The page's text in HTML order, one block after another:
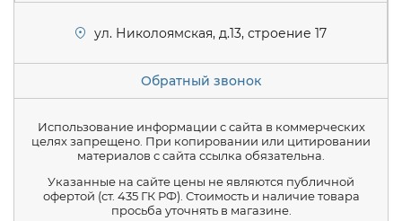
ул. Николоямская, д.13, строение 17
Обратный звонок
Использование информации с сайта в коммерческих
целях запрещено. При копировании или цитировании
материалов с сайта ссылка обязательна.
Указанные на сайте цены не являются публичной
офертой (ст. 435 ГК РФ). Стоимость и наличие товара
просьба уточнять в магазине.